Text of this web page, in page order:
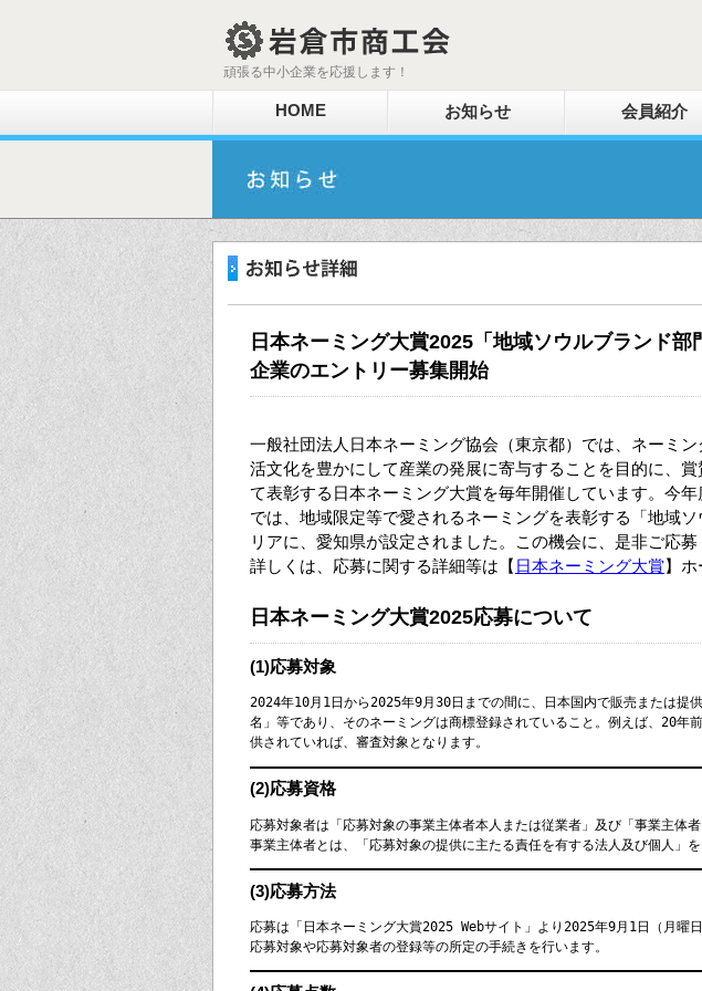
頑張る中小企業を応援します！
HOME お知らせ 会員紹介
日本ネーミング大賞2025「地域ソウルブランド部
企業のエントリー募集開始
一般社団法人日本ネーミング協会（東京都）では、ネーミ
活文化を豊かにして産業の発展に寄与することを目的に、
て表彰する日本ネーミング大賞を毎年開催しています。今
では、地域限定等で愛されるネーミングを表彰する「地域
リアに、愛知県が設定されました。この機会に、是非ご応募
詳しくは、応募に関する詳細等は【 日本ネーミング大賞】ホ
日本ネーミング大賞2025応募について
(1)応募対象
2024年10月1日から2025年9月30日までの間に、日本国内で販売または提
名」等であり、そのネーミングは商標登録されていること。例えば、20年
供されていれば、審査対象となります。
(2)応募資格
応募対象者は「応募対象の事業主体者本人または従業者」及び「事業主体
事業主体者とは、「応募対象の提供に主たる責任を有する法人及び個人」を
(3)応募方法
応募は「日本ネーミング大賞2025 Webサイト」より2025年9月1日（月曜
応募対象や応募対象者の登録等の所定の手続きを行います。